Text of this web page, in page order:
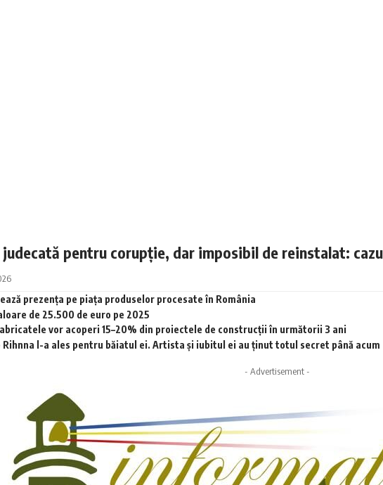
pentru corupție, dar imposibil de reinstalat: cazul
prezența pe piața produselor procesate în România
de 25.500 de euro pe 2025
vor acoperi 15–20% din proiectele de construcții în următorii 3 ani
Rihnna l-a ales pentru băiatul ei. Artista și iubitul ei au ținut totul secret până acum
- Advertisement -